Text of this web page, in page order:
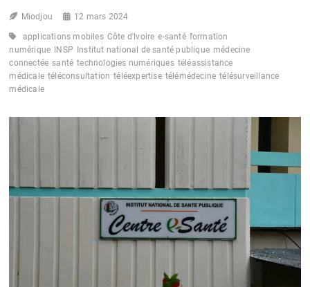
Miodjou 12 mars 2024
applications mobiles Côte d'Ivoire e-santé formation
numérique
INSP Institut national de santé publique médecine
connectée santé technologies numériques téléassistance
médicale téléconsultation téléexpertise télémédecine télésurveillance
médicale